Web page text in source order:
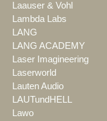
Laauser & Vohl
Lambda Labs
LANG
LANG ACADEMY
Laser Imagineering
Laserworld
Lauten Audio
LAUTundHELL
Lawo